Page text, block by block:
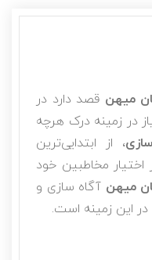
میهن قصد دارد در
در زمینه درک هرچه
، از ابتدایی‌ترین
اختیار مخاطبین خود
میهن آگاه سازی و
در این زمینه است.